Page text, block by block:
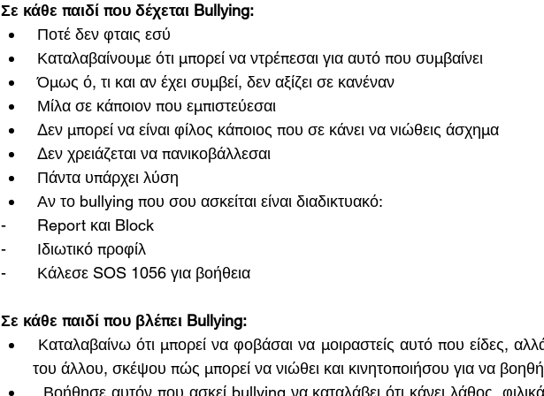
Σε κάθε παιδί που δέχεται Bullying:
Ποτέ δεν φταις εσύ
Καταλαβαίνουμε ότι μπορεί να ντρέπεσαι για αυτό που συμβαίνει
Όμως ό, τι και αν έχει συμβεί, δεν αξίζει σε κανέναν
Μίλα σε κάποιον που εμπιστεύεσαι
Δεν μπορεί να είναι φίλος κάποιος που σε κάνει να νιώθεις άσχημα
Δεν χρειάζεται να πανικοβάλλεσαι
Πάντα υπάρχει λύση
Αν το bullying που σου ασκείται είναι διαδικτυακό:
-       Report και Block
-       Ιδιωτικό προφίλ
-       Κάλεσε SOS 1056 για βοήθεια
Σε κάθε παιδί που βλέπει Bullying:
του άλλου, σκέψου πώς μπορεί να νιώθει και κινητοποιήσου για να